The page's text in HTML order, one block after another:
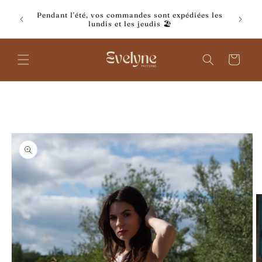
passer
au
jours
Pendant l'été, vos commandes sont expédiées les
lundis et les jeudis 🏖️
70€
Panier